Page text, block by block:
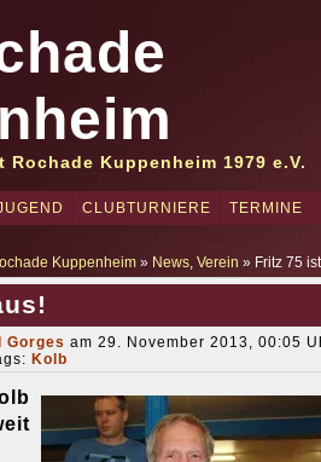
Kuppenheim 1979 e.V.
CLUBTURNIERE TERMINE
Kuppenheim» News, Verein » Fritz 75
Gorges am 29. November 2013, 00:05
Kolb